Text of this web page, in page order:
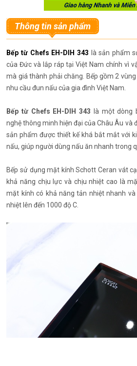
Thông tin sản phẩm
Bếp từ Chefs EH-DIH 343 là sản phẩm
của Đức và lắp ráp tại Việt Nam chính vì
mà giá thành phải chăng. Bếp gồm 2
nhu cầu đun nấu của gia đình Việt Nam.
Bếp từ Chefs EH-DIH 343
là một dòng
nghệ thông minh hiện đại của Châu Âu và
sản phẩm được thiết kế khá bắt mắt với
nấu, giúp người dùng nấu ăn nhanh trong
Bếp sử dụng mặt kính Schott Ceran vát
khả năng chịu lực và chịu nhiệt cao là
mặt kính có khả năng tản nhiệt nhanh
nhiệt lên đến 1000 độ C.